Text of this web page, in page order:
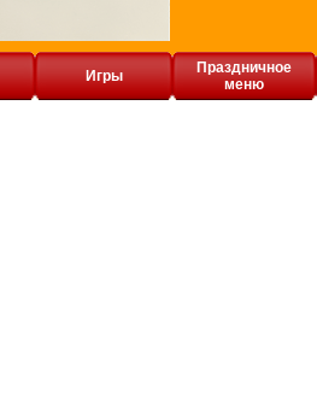
Игры
Праздничное
меню